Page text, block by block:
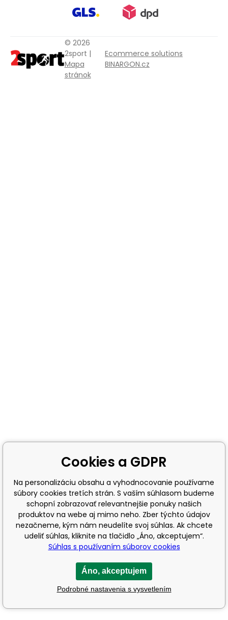
© 2026
2sport |
Mapa
stránok
Ecommerce solutions
BINARGON.cz
Cookies a GDPR
Na personalizáciu obsahu a vyhodnocovanie používame
súbory cookies tretích strán. S vaším súhlasom budeme
schopní zobrazovať relevantnejšie ponuky našich
produktov na webe aj mimo neho. Zber týchto údajov
nezačneme, kým nám neudelíte svoj súhlas. Ak chcete
udeliť súhlas, kliknite na tlačidlo „Áno, akceptujem“.
Súhlas s používaním súborov cookies
Áno, akceptujem
Podrobné nastavenia s vysvetlením